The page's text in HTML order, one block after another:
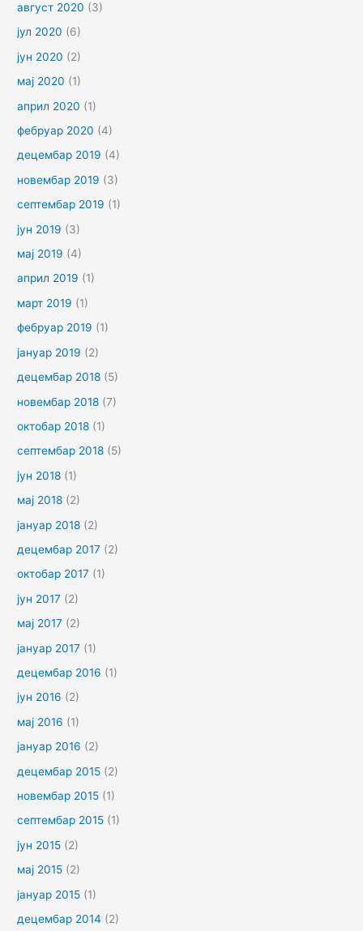
август 2020 (3)
јул 2020 (6)
јун 2020 (2)
мај 2020 (1)
април 2020 (1)
фебруар 2020 (4)
децембар 2019 (4)
новембар 2019 (3)
септембар 2019 (1)
јун 2019 (3)
мај 2019 (4)
април 2019 (1)
март 2019 (1)
фебруар 2019 (1)
јануар 2019 (2)
децембар 2018 (5)
новембар 2018 (7)
октобар 2018 (1)
септембар 2018 (5)
јун 2018 (1)
мај 2018 (2)
јануар 2018 (2)
децембар 2017 (2)
октобар 2017 (1)
јун 2017 (2)
мај 2017 (2)
јануар 2017 (1)
децембар 2016 (1)
јун 2016 (2)
мај 2016 (1)
јануар 2016 (2)
децембар 2015 (2)
новембар 2015 (1)
септембар 2015 (1)
јун 2015 (2)
мај 2015 (2)
јануар 2015 (1)
децембар 2014 (2)